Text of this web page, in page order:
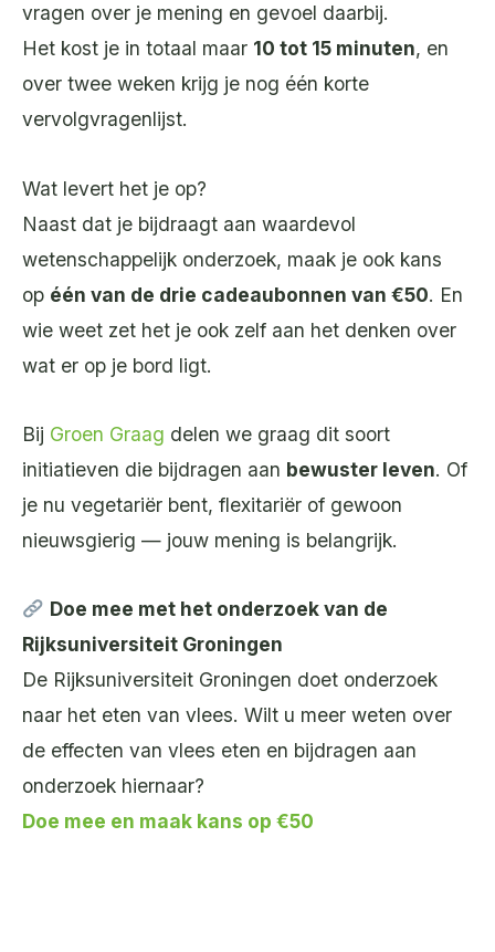
vragen over je mening en gevoel daarbij.
Het kost je in totaal maar 10 tot 15 minuten, en
over twee weken krijg je nog één korte
vervolgvragenlijst.
Wat levert het je op?
Naast dat je bijdraagt aan waardevol
wetenschappelijk onderzoek, maak je ook kans
op één van de drie cadeaubonnen van €50. En
wie weet zet het je ook zelf aan het denken over
wat er op je bord ligt.
Bij Groen Graag delen we graag dit soort
initiatieven die bijdragen aan bewuster leven. Of
je nu vegetariër bent, flexitariër of gewoon
nieuwsgierig — jouw mening is belangrijk.
Doe mee met het onderzoek van de
Rijksuniversiteit Groningen
De Rijksuniversiteit Groningen doet onderzoek
naar het eten van vlees. Wilt u meer weten over
de effecten van vlees eten en bijdragen aan
onderzoek hiernaar?
Doe mee en maak kans op €50